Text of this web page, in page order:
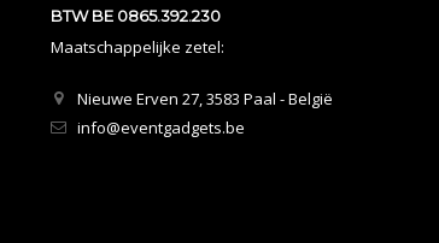
BTW BE 0865.392.230
Maatschappelijke zetel:
Nieuwe Erven 27, 3583 Paal - België
info@eventgadgets.be